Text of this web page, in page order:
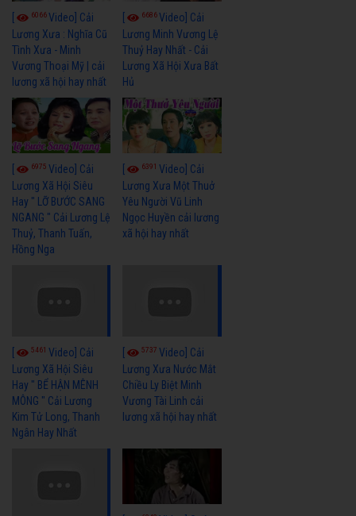
6066Video] Cải
Lương Xưa : Nghĩa Cũ
Tình Xưa - Minh
Vương Thoại Mỹ | cải
lương xã hội hay nhất
6686Video] Cải
Lương Minh Vương Lệ
Thuỷ Hay Nhất - Cải
Lương Xã Hội Xưa Bất
Hủ
6975 Video] Cải
Lương Xã Hội Siêu
Hay " LỠ BƯỚC SANG
NGANG " Cải Lương Lệ
Thuỷ, Thanh Tuấn,
Hồng Nga
6391Video] Cải
Lương Xưa Một Thuở
Yêu Người Vũ Linh
Ngọc Huyền cải lương
xã hội hay nhất
5461 Video] Cải
Lương Xã Hội Siêu
Hay " BỂ HẬN MÊNH
MÔNG " Cải Lương
Kim Tử Long, Thanh
Ngân Hay Nhất
5737Video] Cải
Lương Xưa Nước Mắt
Chiều Ly Biệt Minh
Vương Tài Linh cải
lương xã hội hay nhất